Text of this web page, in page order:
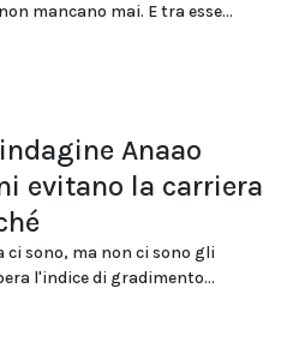
mancano mai. E tra esse...
Anaao
evitano la carriera
ci sono, ma non ci sono gli
l'indice di gradimento...